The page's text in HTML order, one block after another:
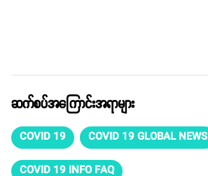
ဆက်စပ်အကြောင်းအရာများ
COVID 19 COVID 19 GLOBAL NEWS
COVID 19 INFO FAQ